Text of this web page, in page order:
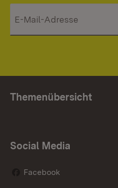
Themenübersicht
Social Media
Facebook